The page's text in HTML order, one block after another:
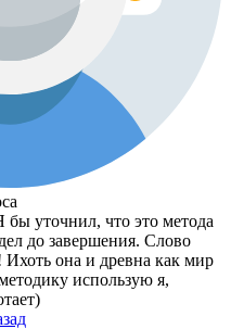
бы уточнил, что это метода
до завершения. Слово
Ихоть она и древна как мир
использую я,